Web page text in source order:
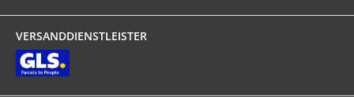
VERSANDDIENSTLEISTER